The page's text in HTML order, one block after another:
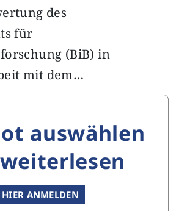
des
für
(BiB) in
mit dem…
auswählen
HIER ANMELDEN